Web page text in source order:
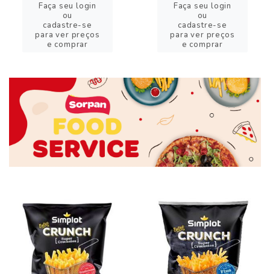
Faça seu login
ou
cadastre-se
para ver preços
e comprar
Faça seu login
ou
cadastre-se
para ver preços
e comprar